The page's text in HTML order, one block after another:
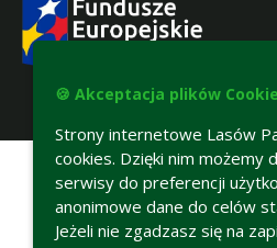
🍪 Akceptacja plików
Strony internetowe Lasów
cookies. Dzięki nim możemy
serwisy do preferencji
anonimowe dane do celów
Jeżeli nie zgadzasz się na